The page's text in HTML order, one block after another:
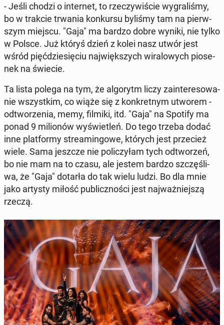
- Jeśli chodzi o in­ter­net, to rze­czy­wi­ście wy­gra­li­śmy,
bo w trakcie trwania kon­kur­su byliśmy tam na pierw­
szym miejscu. "Gaja" ma bardzo dobre wyniki, nie tylko
w Polsce. Już któryś dzień z kolei nasz utwór jest
wśród pięć­dzie­się­ciu naj­więk­szych wi­ra­lo­wych pio­se­
nek na świecie.
Ta lista polega na tym, że al­go­rytm liczy za­in­te­re­so­wa­
nie wszyst­kim, co wiąże się z kon­kret­nym utworem -
od­two­rze­nia, memy, filmiki, itd. "Gaja" na Spotify ma
ponad 9 mi­lio­nów wy­świe­tleń. Do tego trzeba dodać
inne plat­for­my stre­amin­go­we, których jest prze­cież
wiele. Sama jeszcze nie po­li­czy­łam tych od­two­rzeń,
bo nie mam na to czasu, ale jestem bardzo szczę­śli­
wa, że "Gaja" dotarła do tak wielu ludzi. Bo dla mnie
jako artysty miłość pu­blicz­no­ści jest naj­waż­niej­szą
rzeczą.